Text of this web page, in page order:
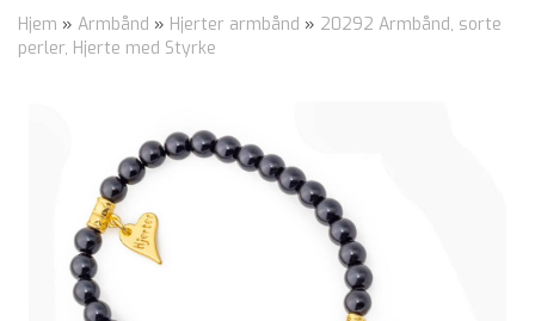
Hjem » Armbånd » Hjerter armbånd » 20292 Armbånd, sorte
perler, Hjerte med Styrke